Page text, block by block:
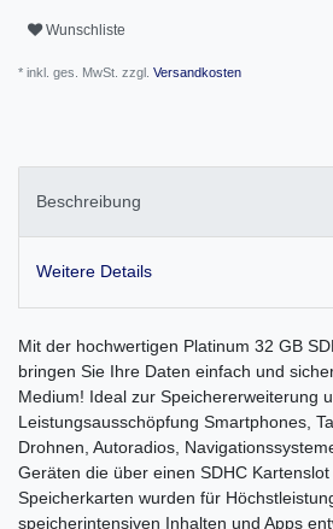
Wunschliste
* inkl. ges. MwSt. zzgl. Versandkosten
Beschreibung
Weitere Details
Mit der hochwertigen Platinum 32 GB
bringen Sie Ihre Daten einfach und
Medium! Ideal zur Speichererweiterung
Leistungsausschöpfung Smartphones,
Drohnen, Autoradios,
Geräten die über einen SDHC
Speicherkarten wurden für
speicherintensiven Inhalten und Apps